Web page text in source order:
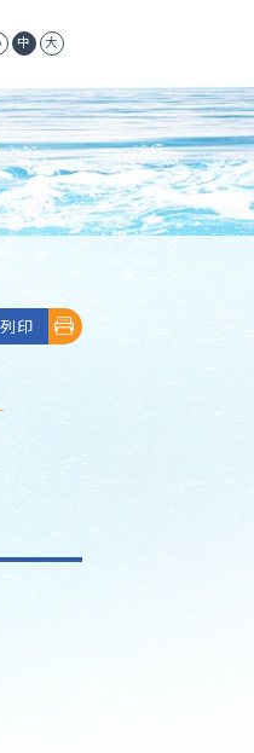
中 大
印